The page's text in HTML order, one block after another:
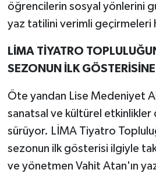
öğrencilerin sosyal yönlerini
yaz tatilini verimli geçirmeleri
LİMA TİYATRO
SEZONUN İLK
Öte yandan Lise Medeniyet
sanatsal ve kültürel etkinlikler
sürüyor. LİMA Tiyatro
sezonun ilk gösterisi ilgiyle
ve yönetmen Vahit Atan'ın